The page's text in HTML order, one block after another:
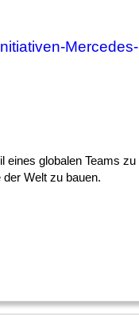
Mercedes-
eines globalen Teams zu
Welt zu bauen.